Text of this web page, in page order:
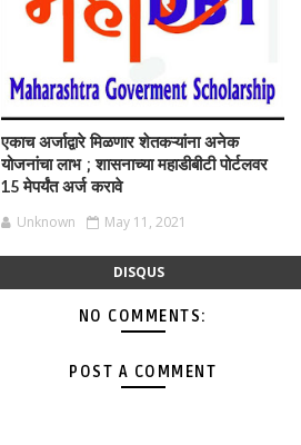
एकाच अर्जाद्वारे मिळणार शेतकऱ्यांना अनेक
योजनांचा लाभ ; शासनाच्या महाडीबीटी पोर्टलवर
15 मेपर्यंत अर्ज करावे
Unknown May 11, 2021
DISQUS
NO COMMENTS:
POST A COMMENT